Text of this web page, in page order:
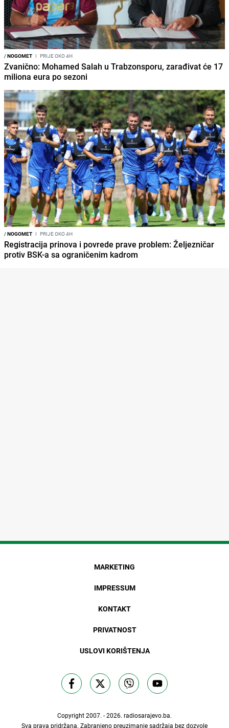
/NOGOMET I PRIJE OKO 4H
Zvanično: Mohamed Salah u Trabzonsporu, zarađivat će 17
miliona eura po sezoni
/NOGOMET I PRIJE OKO 4H
Registracija prinova i povrede prave problem: Željezničar
protiv BSK-a sa ograničenim kadrom
MARKETING
IMPRESSUM
KONTAKT
PRIVATNOST
USLOVI KORIŠTENJA
Copyright 2007. - 2026. radiosarajevo.ba.
Sva prava pridržana. Zabranjeno preuzimanje sadržaja bez dozvole